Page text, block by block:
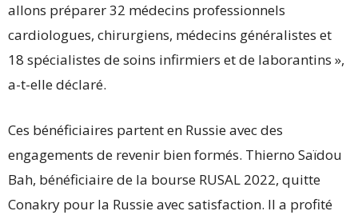
allons préparer 32 médecins professionnels
cardiologues, chirurgiens, médecins généralistes et
18 spécialistes de soins infirmiers et de laborantins »,
a-t-elle déclaré.
Ces bénéficiaires partent en Russie avec des
engagements de revenir bien formés. Thierno Saïdou
Bah, bénéficiaire de la bourse RUSAL 2022, quitte
Conakry pour la Russie avec satisfaction. Il a profité